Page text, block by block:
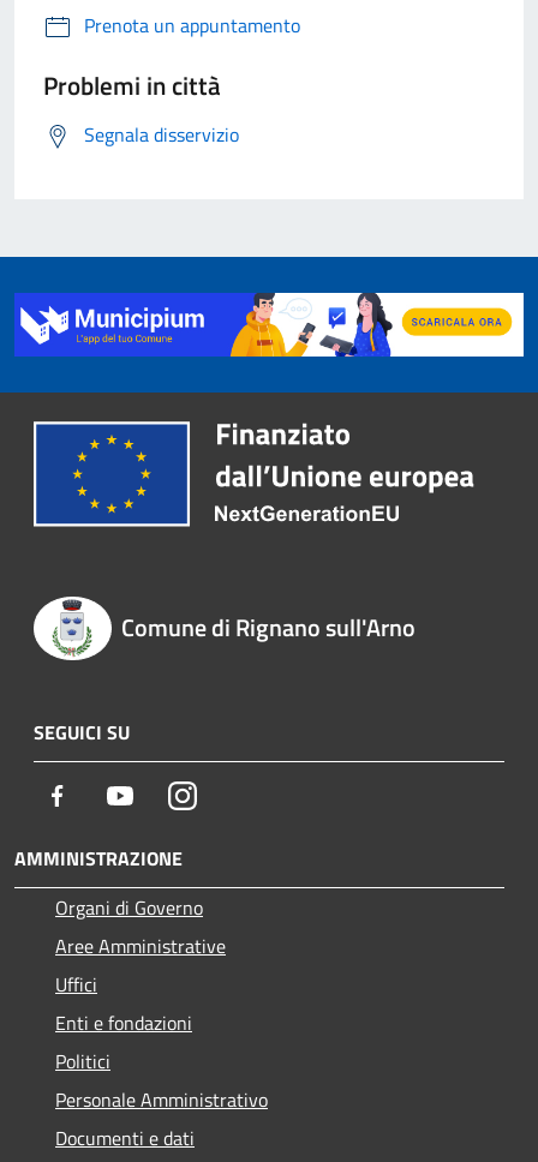
Prenota un appuntamento
Problemi in città
Segnala disservizio
Comune di Rignano sull'Arno
SEGUICI SU
Facebook YoutubeInstagram
AMMINISTRAZIONE
Organi di Governo
Aree Amministrative
Uffici
Enti e fondazioni
Politici
Personale Amministrativo
Documenti e dati